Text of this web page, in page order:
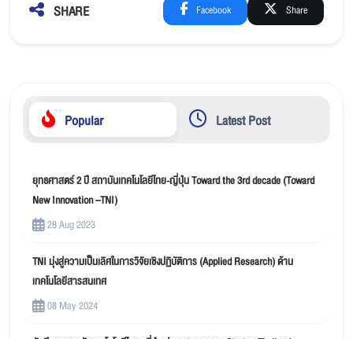
SHARE Facebook Share
Popular Latest Post
ยุทธศาสตร์ 2 ปี สถาบันเทคโนโลยีไทย-ญี่ปุ่น Toward the 3rd decade (Toward
New Innovation –TNI)
28 Aug 2023
TNI มุ่งสู่ความเป็นเลิศในการวิจัยเชิงปฏิบัติการ (Applied Research) ด้าน
เทคโนโลยีสารสนเทศ
08 May 2024